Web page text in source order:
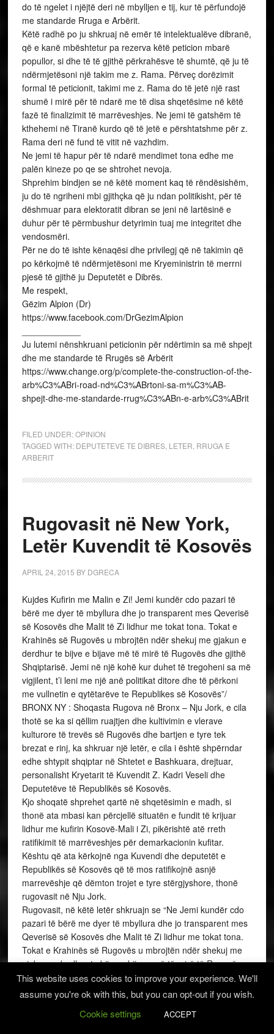
do të ngelet i njëjtë deri në mbylljen e tij, kur të përfundojë
me standarde Rruga e Arbërit.
Këtë radhë po ju shkruaj në emër të intelektualëve dibranë,
që e kanë mbështetur pa rezerva këtë peticion mbarë
popullor, si dhe të të gjithë përkrahësve të shumtë, që ju të
ndërmjetësoni një takim me z. Rama. Përveç dorëzimit
formal të peticionit, takimi me z. Rama do të jetë një rast
shumë i mirë për të ndarë me të disa shqetësime në këtë
fazë të finalizimit të marrëveshjes. Ne jemi të gatshëm të
kthehemi në Tiranë kurdo që të jetë e përshtatshme për z.
Rama deri në fund të vitit në vazhdim.
Ne jemi të hapur për të ndarë mendimet tona edhe me
palën kineze po qe se shtrohet nevoja.
Shprehim bindjen se në këtë moment kaq të rëndësishëm,
ju do të ngriheni mbi gjithçka që ju ndan politikisht, për të
dëshmuar para elektoratit dibran se jeni në lartësinë e
duhur për të përmbushur detyrimin tuaj me integritet dhe
vendosmëri.
Për ne do të ishte kënaqësi dhe privilegj që në takimin që
po kërkojmë të ndërmjetësoni me Kryeministrin të merrni
pjesë të gjithë ju Deputetët e Dibrës.
Me respekt,
Gëzim Alpion (Dr)
https://www.facebook.com/DrGezimAlpion
Ju lutemi nënshkruani peticionin për ndërtimin sa më shpejt
dhe me standarde të Rrugës së Arbërit
https://www.change.org/p/complete-the-construction-of-the-
arb%C3%ABri-road-nd%C3%ABrtoni-sa-m%C3%AB-
shpejt-dhe-me-standarde-rrug%C3%ABn-e-arb%C3%ABrit
FILED UNDER:OPINION
TAGGED WITH: DEPUTETEVE TE DIBRES, LETER RRUGA E
ARBERIT
Rugovasit në New York,
Letër Kuvendit të Kosovës
APRIL 24, 2015 BY DGRECA
Kujdes Kufirin me Malin e Zi! Jemi kundër cdo pazari të
bërë me dyer të mbyllura dhe jo transparent mes Qeverisë
së Kosovës dhe Malit të Zi lidhur me tokat tona. Tokat e
Krahinës së Rugovës u mbrojtën ndër shekuj me gjakun e
derdhur te bijve e bijave më të mirë të Rugovës dhe gjithë
Shqiptarisë. Jemi në një kohë kur duhet të tregoheni sa më
vigjilent, t’i leni me një anë politikat ditore dhe të përkoni
me vullnetin e qytëtarëve te Republikes së Kosovës”/
BRONX NY : Shoqasta Rugova në Bronx – Nju Jork, e cila
thotë se ka si qëllim ruajtjen dhe kultivimin e vlerave
kulturore të trevës së Rugovës dhe bartjen e tyre tek
brezat e rinj, ka shkruar një letër, e cila i është shpërndar
edhe shtypit shqiptar në Shtetet e Bashkuara, drejtuar,
personalisht Kryetarit të Kuvendit Z. Kadri Veseli dhe
Deputetëve të Republikës së Kosovës.
Kjo shoqatë shprehet qartë në shqetësimin e madh, si
thonë ata mbasi kan përcjellë situatën e fundit të krijuar
lidhur me kufirin Kosovë-Mali i Zi, pikërishtë atë rreth
ratifikimit të marrëveshjes për demarkacionin kufitar.
Kështu që ata kërkojnë nga Kuvendi dhe deputetët e
Republikës së Kosovës që të mos ratifikojnë asnjë
marrevëshje që dëmton trojet e tyre stërgjyshore, thonë
rugovasit në Nju Jork.
Rugovasit, në këtë letër shkruajn se “Ne Jemi kundër cdo
pazari të bërë me dyer të mbyllura dhe jo transparent mes
Qeverisë së Kosovës dhe Malit të Zi lidhur me tokat tona.
Tokat e Krahinës së Rugovës u mbrojtën ndër shekuj me
gjakun e derdhur te bijve e bijave më të mirë të Rugovës
dhe gjithë Shqiptarisë. Jemi në një kohë kur duhet të
tregoheni sa më vigjilent, t’i leni me një anë politikat ditore
dhe të përkoni me vullnetin e qytëtarëve te Republikes së
This website uses cookies to improve your experience. We'll
assume you're ok with this, but you can opt-out if you wish.
Cookie settings
ACCEPT